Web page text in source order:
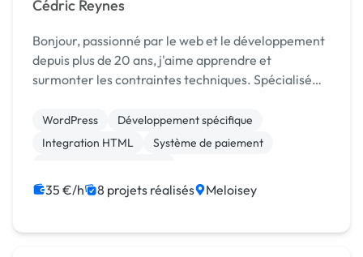
Cédric Reynes
Bonjour, passionné par le web et le développement
depuis plus de 20 ans, j'aime apprendre et
surmonter les contraintes techniques. Spécialisé
d'intégration, je ne suis pas contre de nouveaux
projets. Je...
WordPress
Développement spécifique
Integration HTML
Système de paiement
Migration ou refonte de site
Angular
35 €/h 8 projets réalisés Meloisey